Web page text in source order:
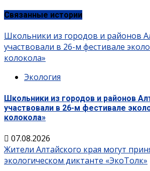
Связанные истории
Школьники из городов и районов
участвовали в 26-м фестивале
колокола»
Экология
Школьники из городов и районов
участвовали в 26-м фестивале
колокола»
07.08.2026
Жители Алтайского края могут
экологическом диктанте «ЭкоТолк»